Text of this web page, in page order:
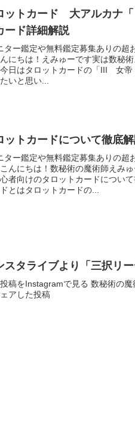
ットカード 大アルカナ
ード詳細解説
ター鑑定や無料鑑定募集ありの超
にちは！えみゅーです実は数秘
日はタロットカードの「III 女
いと思い...
ットカードについて徹底
ター鑑定や無料鑑定募集ありの超
んにちは！数秘術の魔術師えみ
者向けのタロットカードについ
とはタロットカードの...
スタライブより「三択リ
稿をInstagramで見る 数秘術の
アした投稿